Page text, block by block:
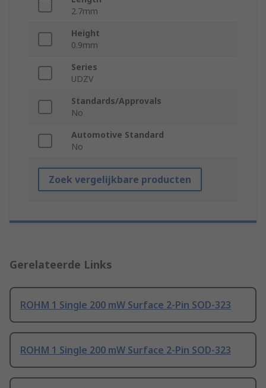
2.7mm
Height
0.9mm
Series
UDZV
Standards/Approvals
No
Automotive Standard
No
Zoek vergelijkbare producten
Gerelateerde Links
ROHM 1 Single 200 mW Surface 2-Pin SOD-323
ROHM 1 Single 200 mW Surface 2-Pin SOD-323